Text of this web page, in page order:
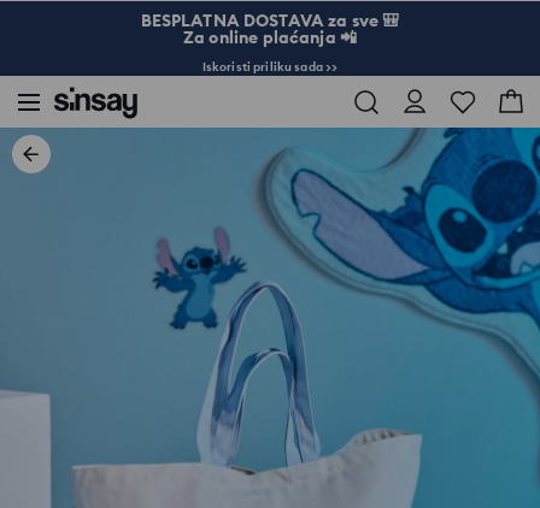
BESPLATNA DOSTAVA za sve 🎒
Za online plaćanja 📲
Iskoristi priliku sada >>